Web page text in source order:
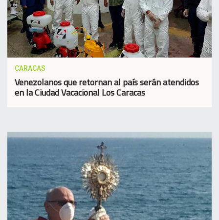
CARACAS
Venezolanos que retornan al país serán atendidos
en la Ciudad Vacacional Los Caracas